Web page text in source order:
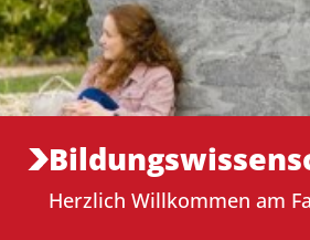
Herzlich Willkommen am